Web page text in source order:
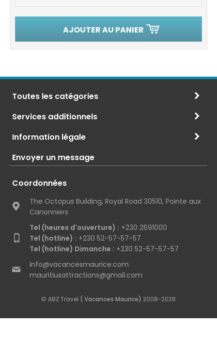
AJOUTER AU PANIER
Toutes les catégories
Services additionnels
Information légale
Envoyer un message
Coordonnées
The Octopus Building, Royal Road 30510, Pointe aux
Canonniers
Tel (heures d'ouverture) : +230 2691000
Tel (hotline) : +230 52-57-57-57
Tel (hotline) Dimanche : +230 52-57-57-57
info@vacancesmaurice.com
mauritiusattractions@gmail.com
© ABZ Travel ( Vacances Maurice) 2008-2026